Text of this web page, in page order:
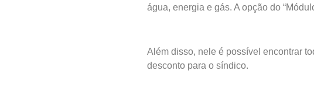
água, energia e gás. A opção do
Além disso, nele é possível encontrar
desconto para o síndico.